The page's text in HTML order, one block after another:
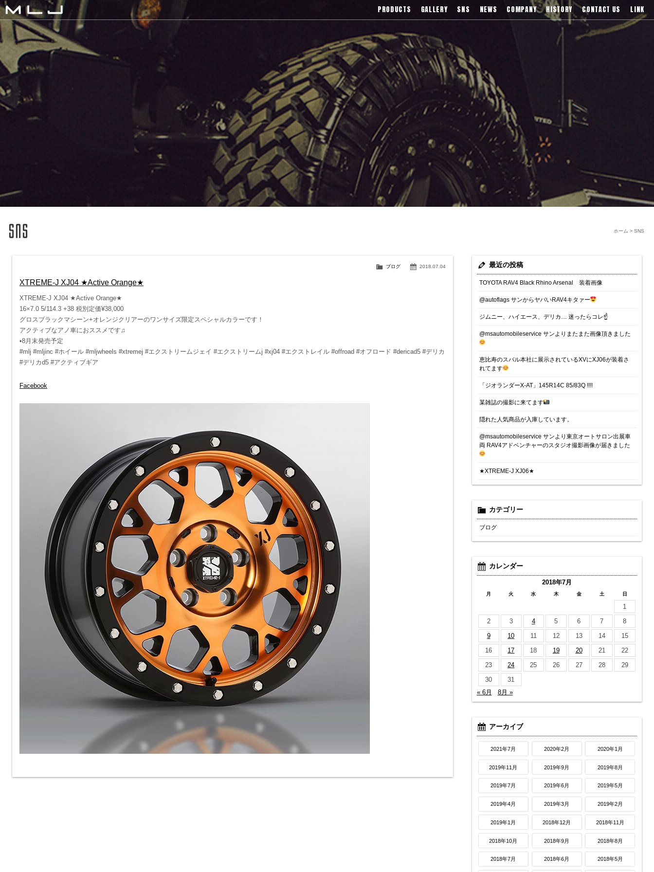
MLJ / Lexani(レクサーニ),Asanti(アサンティ),Wrest(ヴァレスト)などブランドアルミホイールの販売、輸入総代理店
PRODUCTS GALLERY SNS NEWS COMPANY HISTORY CONTACT US LINK
SNS
ホーム >
2018.07.04
ブログ
XTREME-J XJ04 ★Active Orange★
XTREME-J XJ04 ★Active Orange★
16×7.0 5/114.3 +38 税別定価¥38,000
グロスブラックマシーン+オレンジクリアーのワンサイズ限定スペシャルカラーです！
アクティブなアノ車におススメです♫
•8月末発売予定
#mlj #mljinc #ホイール #mljwheels #xtremej #エクストリームジェイ #エクストリームj #xj04 #エクストレイル #offroad #オフロード #dericad5 #デリカ
#デリカd5 #アクティブギア
Facebook
最近の投稿
TOYOTA RAV4 Black Rhino Arsenal 装着画像
@autoflags サンからヤバいRAV4キタァー
ジムニー、ハイエース、デリカ… 迷ったらコレ☝️
@msautomobileservice サンよりまたまた画像頂きました
恵比寿のスバル本社に展示されているXVにXJ06が装着さ
れてます
「ジオランダーX-AT」145R14C 85/83Q !!!!
某雑誌の撮影に来てます
隠れた人気商品が入庫しています。
@msautomobileservice サンより東京オートサロン出展車
両 RAV4アドベンチャーのスタジオ撮影画像が届きました
★XTREME-J XJ06★
カテゴリー
ブログ
カレンダー
2018年7月
月 火 水 木 金 土 日
1
2
3 4 5 6 7
8
9
10 11 12 13 14
15
16
17 18 19 20 21
22
23
24 25 26 27 28
29
30
31
« 6月
8月 »
アーカイブ
2021年7月 2020年2月 2020年1月
2019年11月 2019年9月 2019年8月
2019年7月 2019年6月 2019年5月
2019年4月 2019年3月 2019年2月
2019年1月 2018年12月 2018年11月
2018年10月 2018年9月 2018年8月
2018年7月 2018年6月 2018年5月